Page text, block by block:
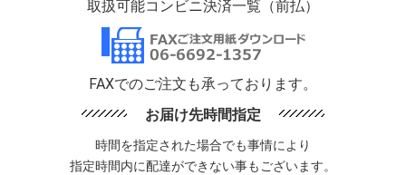
取扱可能コンビニ決済一覧（前払）
FAXでのご注文も承っております。
お届け先時間指定
時間を指定された場合でも事情により
指定時間内に配達ができない事もございます。